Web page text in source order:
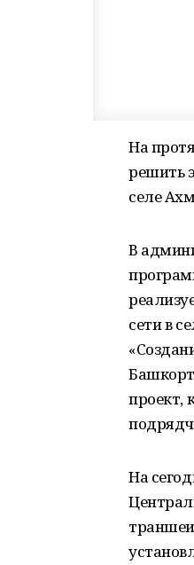
На
решить
селе
В
сети в
проект,
На